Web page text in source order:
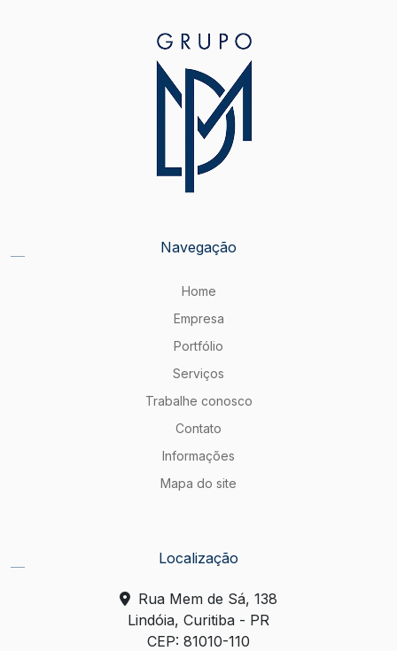
Navegação
Home
Empresa
Portfólio
Serviços
Trabalhe conosco
Contato
Informações
Mapa do site
Localização
Rua Mem de Sá, 138
Lindóia, Curitiba - PR
CEP: 81010-110